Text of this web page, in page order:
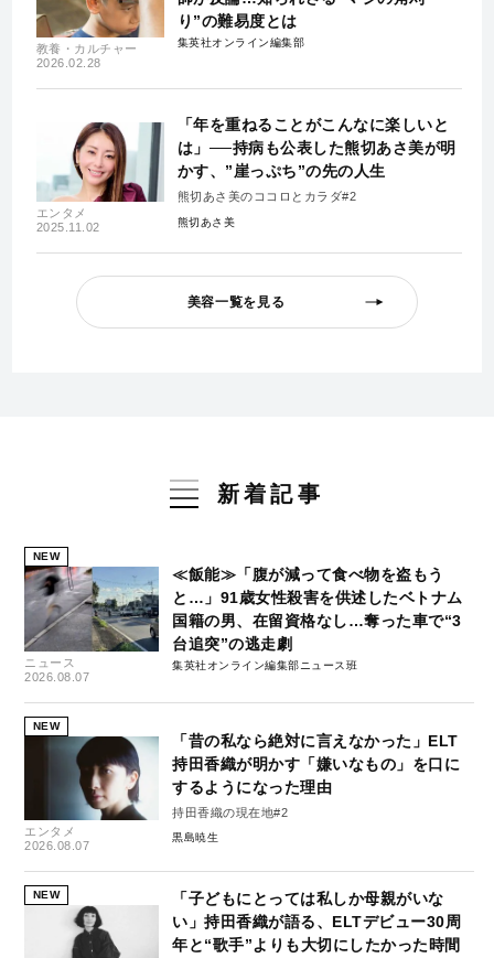
教養・カルチャー
2026.02.28
り”の難易度とは
集英社オンライン編集部
エンタメ
2025.11.02
「年を重ねることがこんなに楽しいと
は」──持病も公表した熊切あさ美が明
かす、”崖っぷち”の先の人生
熊切あさ美のココロとカラダ#2
熊切あさ美
美容一覧を見る
新着記事
NEW
ニュース
2026.08.07
≪飯能≫「腹が減って食べ物を盗もう
と…」91歳女性殺害を供述したベトナム
国籍の男、在留資格なし…奪った車で“3
台追突”の逃走劇
集英社オンライン編集部ニュース班
NEW
エンタメ
2026.08.07
「昔の私なら絶対に言えなかった」ELT
持田香織が明かす「嫌いなもの」を口に
するようになった理由
持田香織の現在地#2
黒島暁生
NEW
「子どもにとっては私しか母親がいな
い」持田香織が語る、ELTデビュー30周
年と“歌手”よりも大切にしたかった時間